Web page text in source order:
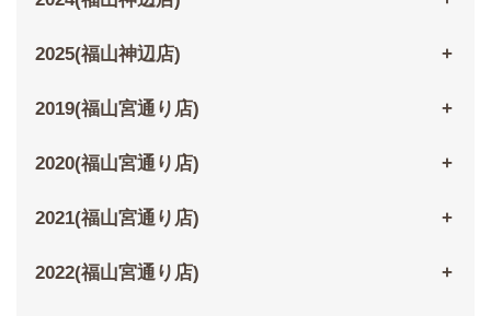
2025(福山神辺店)
2019(福山宮通り店)
2020(福山宮通り店)
2021(福山宮通り店)
2022(福山宮通り店)